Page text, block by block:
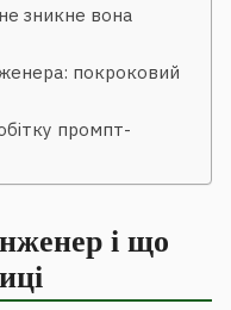
зникне вона
покроковий
промпт-
і що